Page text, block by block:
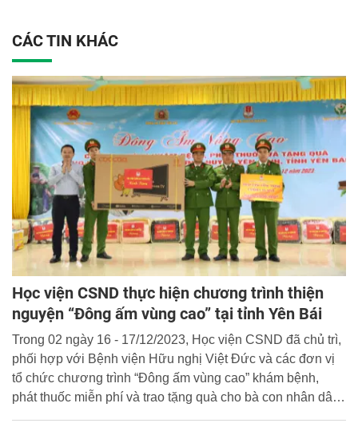
CÁC TIN KHÁC
Học viện CSND thực hiện chương trình thiện
nguyện “Đông ấm vùng cao” tại tỉnh Yên Bái
Trong 02 ngày 16 - 17/12/2023, Học viện CSND đã chủ trì,
phối hợp với Bệnh viện Hữu nghị Việt Đức và các đơn vị
tổ chức chương trình “Đông ấm vùng cao” khám bệnh,
phát thuốc miễn phí và trao tặng quà cho bà con nhân dân